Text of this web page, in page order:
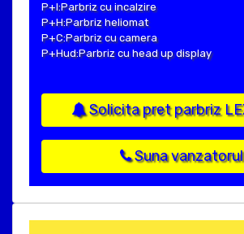
P+I:Parbriz cu incalzire
P+H:Parbriz heliomat
P+C:Parbriz cu camera
P+Hud:Parbriz cu head up display
Solicita pret parbriz
Suna vanzatorul